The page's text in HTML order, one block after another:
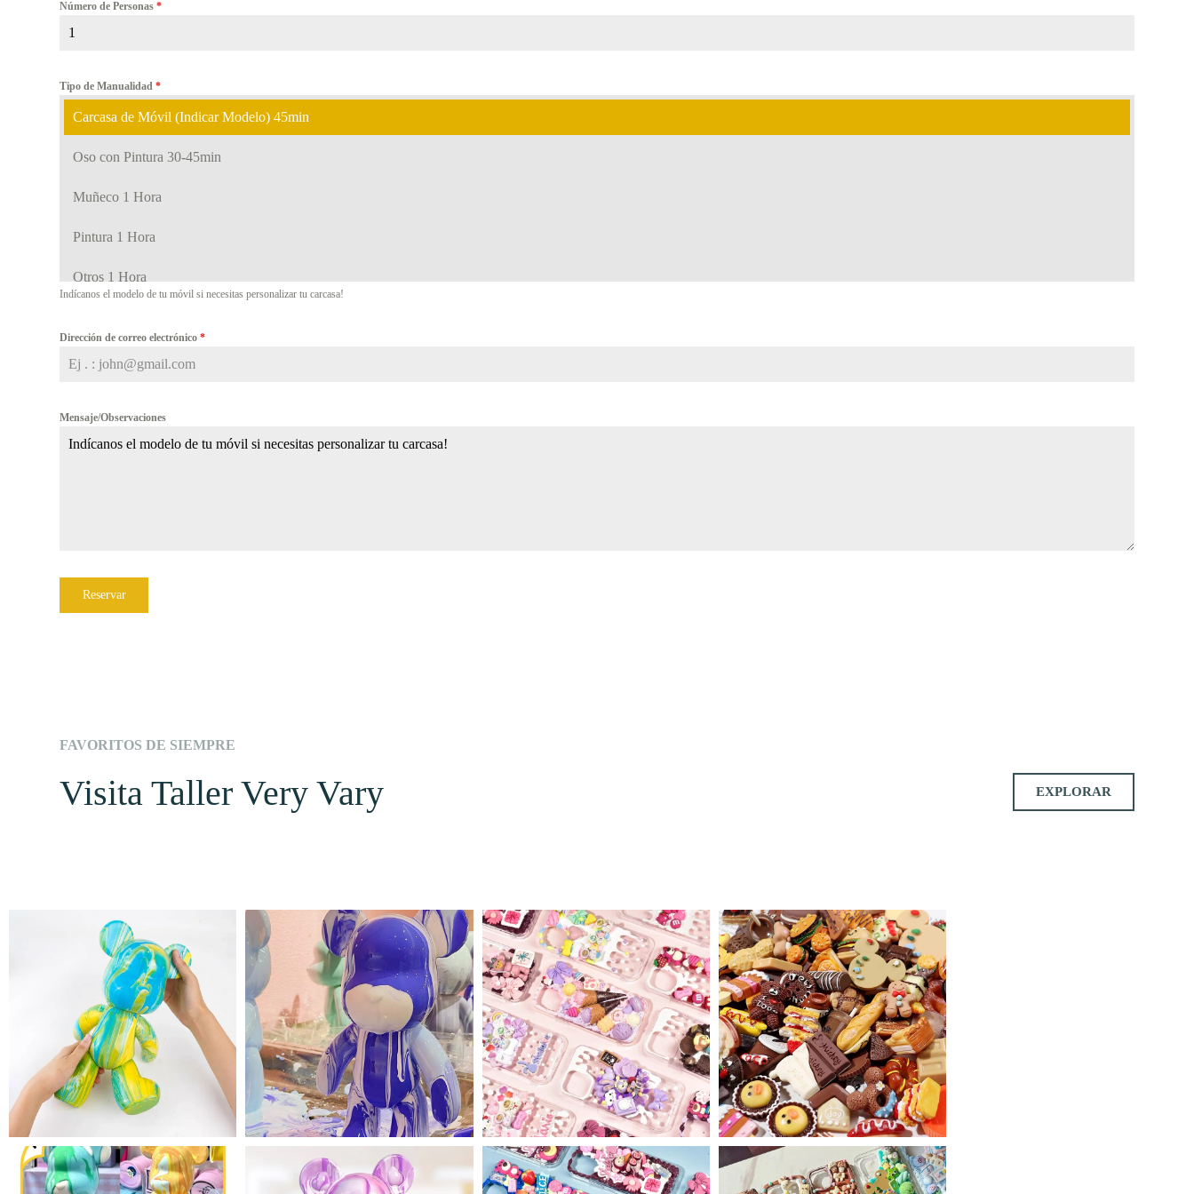
Número de Personas*
Tipo de Manualidad*
Carcasa de Móvil (Indicar Modelo) 45min
Oso con Pintura 30-45min
Muñeco 1 Hora
Pintura 1 Hora
Otros 1 Hora
Indícanos el modelo de tu móvil si necesitas personalizar tu carcasa!
Dirección de correo electrónico*
Mensaje/Observaciones
Reservar
FAVORITOS DE SIEMPRE
Visita Taller Very Vary EXPLORAR